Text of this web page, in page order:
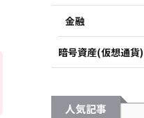
金融
暗号資産(仮想通貨)
人気記事